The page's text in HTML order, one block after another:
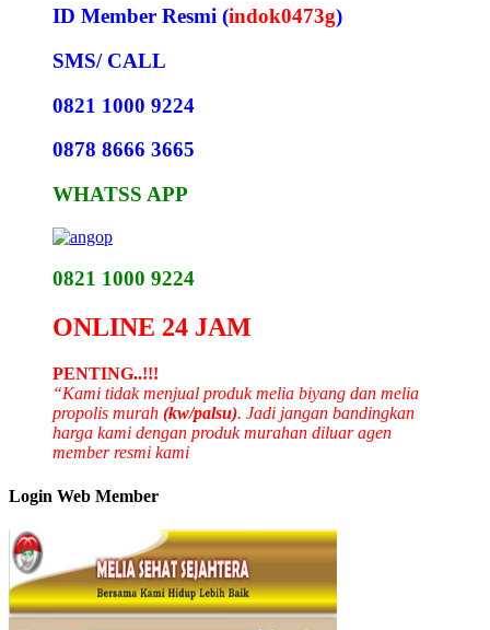
ID Member Resmi (indok0473g)
SMS/ CALL
0821 1000 9224
0878 8666 3665
WHATSS APP
0821 1000 9224
ONLINE 24 JAM
PENTING..!!!
“Kami tidak menjual produk melia biyang dan melia
propolis murah (kw/palsu). Jadi jangan bandingkan
harga kami dengan produk murahan diluar agen
member resmi kami
Login Web Member